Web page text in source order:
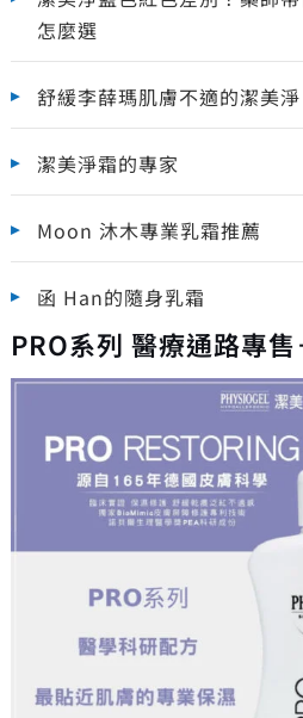
怎麼選
舒緩李薛瑪肌膚不適的潔美淨
潔美淨霜的專家
Moon 沐木專業乳霜推薦
函 Han的隨身乳霜
PRO系列 醫療通路專售